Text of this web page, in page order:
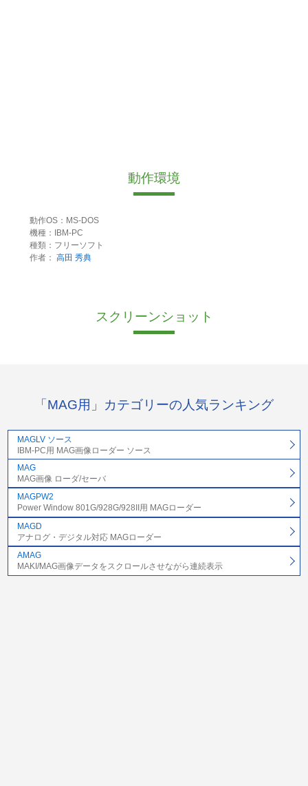
動作環境
動作OS：MS-DOS
機種：IBM-PC
種類：フリーソフト
作者： 高田 秀典
スクリーンショット
「MAG用」カテゴリーの人気ランキング
MAGLV ソース
IBM-PC用 MAG画像ローダー ソース
MAG
MAG画像 ローダ/セーバ
MAGPW2
Power Window 801G/928G/928II用 MAGローダー
MAGD
アナログ・デジタル対応 MAGローダー
AMAG
MAKI/MAG画像データをスクロールさせながら連続表示